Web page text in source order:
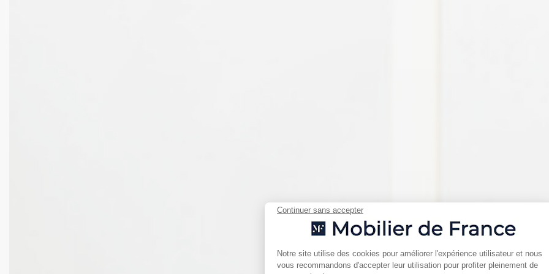
Continuer sans accepter
Plateforme de Gestion du
Notre site utilise des cookies pour améliorer l'expérience utilisateur et nous
vous recommandons d'accepter leur utilisation pour profiter pleinement de
Axeptio consent